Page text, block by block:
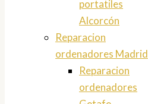
portatiles
Alcorcón
Reparacion
ordenadores Madrid
Reparacion
ordenadores